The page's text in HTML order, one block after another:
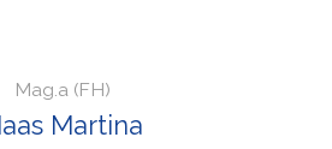
Mag.a (FH)
Martina